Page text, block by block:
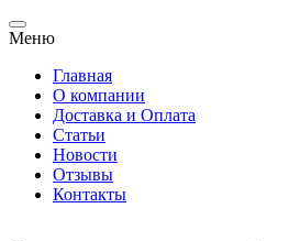
Меню
Главная
О компании
Доставка и Оплата
Статьи
Новости
Отзывы
Контакты